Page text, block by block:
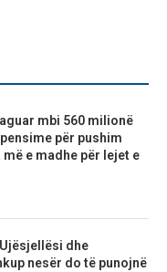
mbi 560 milionë
për pushim
e madhe për lejet e
dhe
nesër do të punojnë